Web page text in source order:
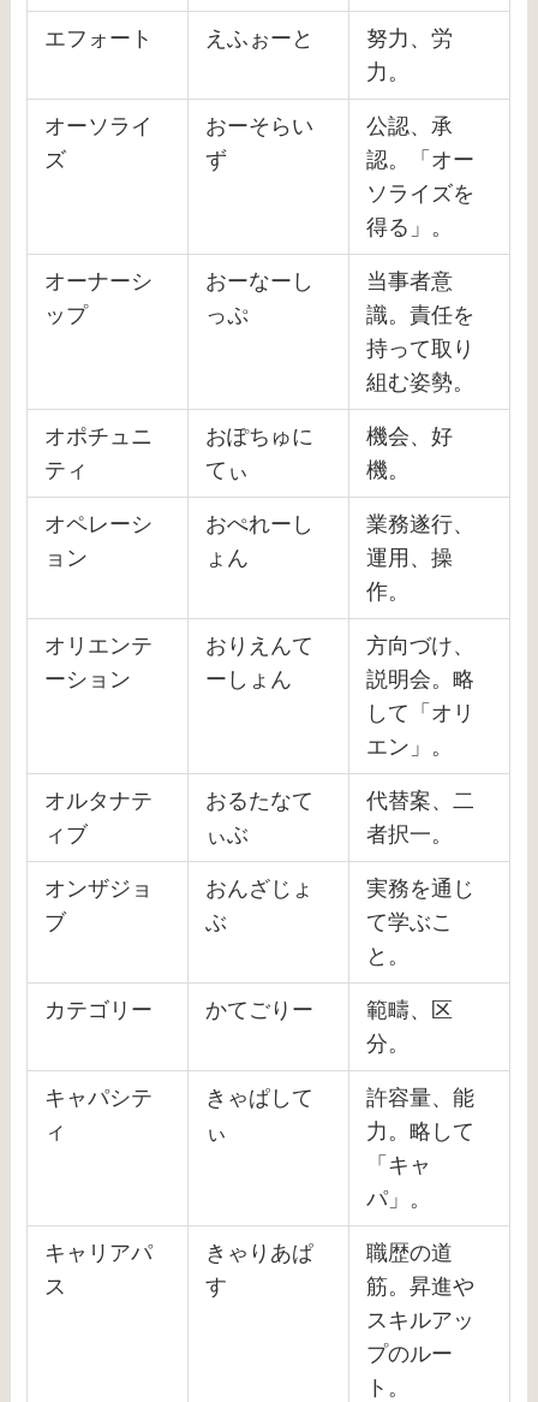
エフォート えふぉーと
努力、労
力。
オーソライ
ズ
おーそらい
ず
公認、承
認。「オー
ソライズを
得る」。
オーナーシ
ップ
おーなーし
っぷ
当事者意
識。責任を
持って取り
組む姿勢。
オポチュニ
ティ
おぽちゅに
てぃ
機会、好
機。
オペレーシ
ョン
おぺれーし
ょん
業務遂行、
運用、操
作。
オリエンテ
ーション
おりえんて
ーしょん
方向づけ、
説明会。略
して「オリ
エン」。
オルタナテ
ィブ
おるたなて
ぃぶ
代替案、二
者択一。
オンザジョ
ブ
おんざじょ
ぶ
実務を通じ
て学ぶこ
と。
カテゴリー かてごりー
範疇、区
分。
キャパシテ
ィ
きゃぱして
ぃ
許容量、能
力。略して
「キャ
パ」。
キャリアパ
ス
きゃりあぱ
す
職歴の道
筋。昇進や
スキルアッ
プのルー
ト。